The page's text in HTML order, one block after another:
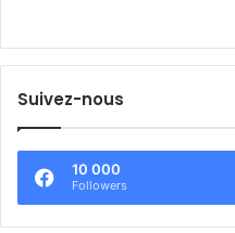
Suivez-nous
10 000
Followers